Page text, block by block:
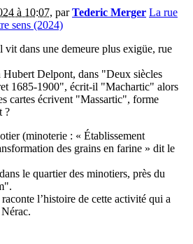
à 10:07, parTederic Merger La rue
sens (2024)
dans une demeure plus exigüe, rue
Hubert Delpont, dans "Deux siècles
1685-1900", écrit-il "Machartic" alors
cartes écrivent "Massartic", forme
?
(minoterie : « Établissement
des grains en farine » dit le
le quartier des minotiers, près du
l’histoire de cette activité qui a